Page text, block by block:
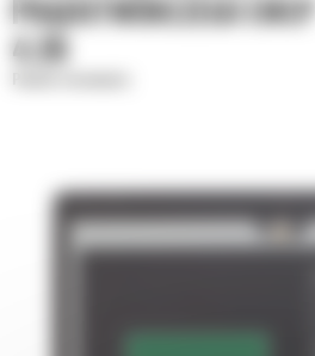
PRĄDOTWÓRCZEGO EMCP
4.2B